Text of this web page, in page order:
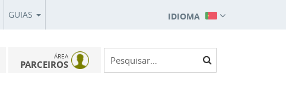
GUIAS IDIOMA
ÁREA
PARCEIROS